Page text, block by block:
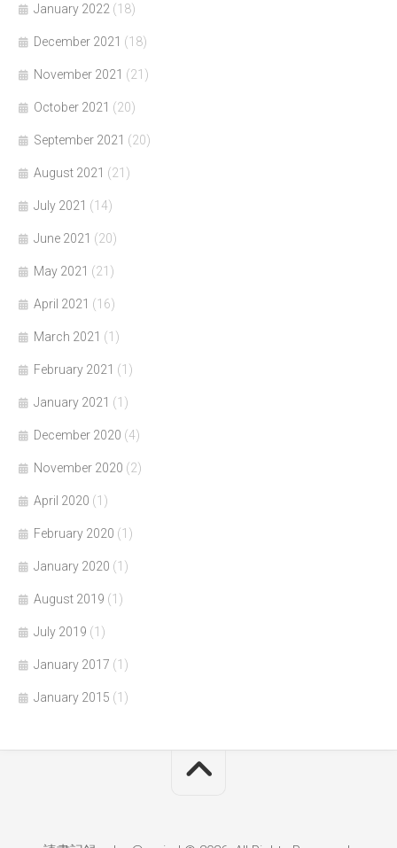
January 2022 (18)
December 2021 (18)
November 2021 (21)
October 2021 (20)
September 2021 (20)
August 2021 (21)
July 2021 (14)
June 2021 (20)
May 2021 (21)
April 2021 (16)
March 2021 (1)
February 2021 (1)
January 2021 (1)
December 2020 (4)
November 2020 (2)
April 2020 (1)
February 2020 (1)
January 2020 (1)
August 2019 (1)
July 2019 (1)
January 2017 (1)
January 2015 (1)